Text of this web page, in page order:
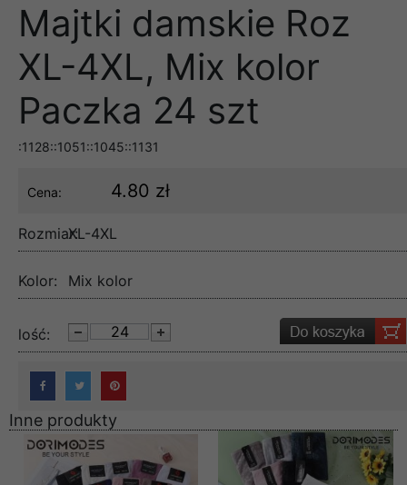
Majtki damskie Roz
XL-4XL, Mix kolor
Paczka 24 szt
:1128::1051::1045::1131
Cena: 4.80 zł
Rozmiar:XL-4XL
Kolor: Mix kolor
lość:
Inne produkty